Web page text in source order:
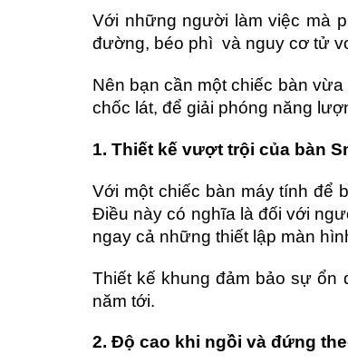
Với những người làm việc mà
đường, béo phì và nguy cơ tử
Nên bạn cần một chiếc bàn
chốc lát, để giải phóng năng
1. Thiết kế vượt trội của bàn
Với một chiếc bàn máy tính để
Điều này có nghĩa là đối với
ngay cả những thiết lập màn
Thiết kế khung đảm bảo sự ổn
năm tới.
2. Độ cao khi ngồi và đứng